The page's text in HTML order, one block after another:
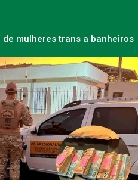
mulheres trans a banheiros